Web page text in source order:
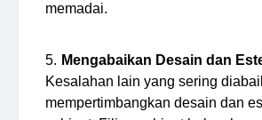
memadai.
Mengabaikan Desain dan
Kesalahan lain yang sering
mempertimbangkan desain dan